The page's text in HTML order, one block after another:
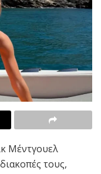
Μέντγουελ
τους,